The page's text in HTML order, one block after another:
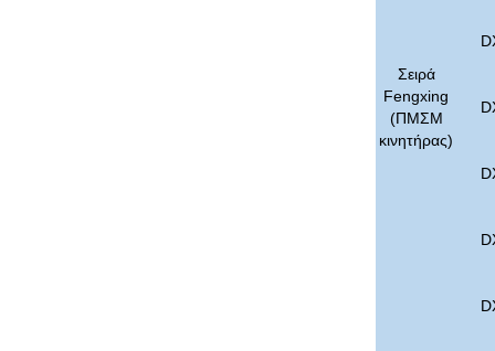
Σειρά
Fengxing
(ΠΜΣΜ
κινητήρας)